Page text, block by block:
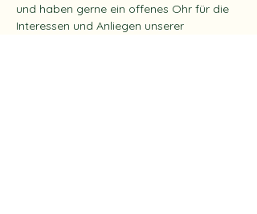
und haben gerne ein offenes Ohr für die
Interessen und Anliegen unserer